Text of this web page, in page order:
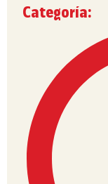
Categoría: